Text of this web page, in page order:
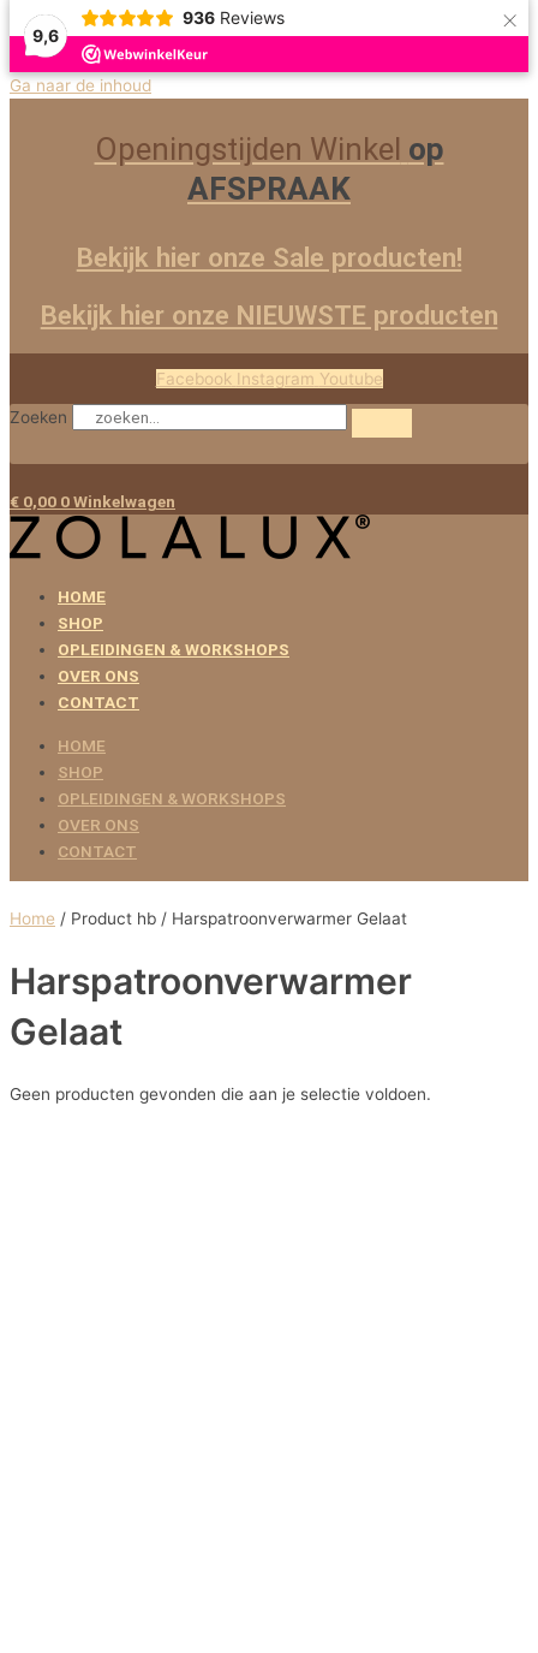
9,6
936 Reviews ×
Ga naar de inhoud
Openingstijden Winkel op
AFSPRAAK
Bekijk hier onze Sale producten!
Bekijk hier onze NIEUWSTE producten
Facebook Instagram Youtube
Zoeken
€ 0,00 0Winkelwagen
HOME
SHOP
OPLEIDINGEN & WORKSHOPS
OVER ONS
CONTACT
HOME
SHOP
OPLEIDINGEN & WORKSHOPS
OVER ONS
CONTACT
Home / Product hb / Harspatroonverwarmer Gelaat
Harspatroonverwarmer
Gelaat
Geen producten gevonden die aan je selectie voldoen.